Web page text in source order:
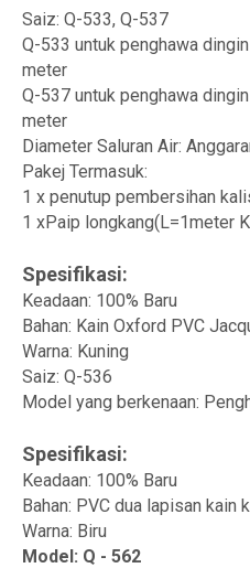
Saiz: Q-533, Q-537
Q-533 untuk penghawa
meter
Q-537 untuk penghawa
meter
Diameter Saluran Air:
Pakej Termasuk:
1 x penutup pembersihan
1 xPaip longkang(L=1meter
Spesifikasi:
Keadaan: 100% Baru
Bahan: Kain Oxford PVC
Warna: Kuning
Saiz: Q-536
Model yang berkenaan:
Spesifikasi:
Keadaan: 100% Baru
Bahan: PVC dua lapisan kain
Warna: Biru
Model: Q - 562